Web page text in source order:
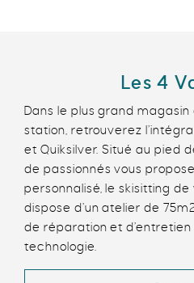
Les 4
Dans le plus grand
station, retrouverez
et Quiksilver. Situé au pied
de passionnés vous
personnalisé, le skisitting de
dispose d’un atelier de
de réparation et
technologie.